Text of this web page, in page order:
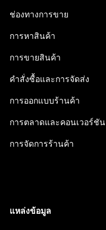
ช่องทางการขาย
การหาสินค้า
การขายสินค้า
คำสั่งซื้อและการจัดส่ง
การออกแบบร้านค้า
การตลาดและคอนเวอร์ชัน
การจัดการร้านค้า
แหล่งข้อมูล